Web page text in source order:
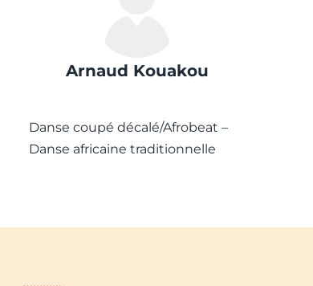
Arnaud Kouakou
Danse coupé décalé/Afrobeat –
Danse africaine traditionnelle